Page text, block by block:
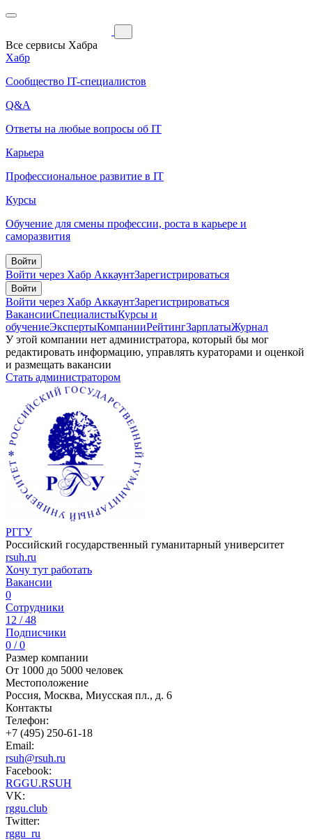
Все сервисы Хабра
Хабр
Сообщество IT-специалистов
Q&A
Ответы на любые вопросы об IT
Карьера
Профессиональное развитие в IT
Курсы
Обучение для смены профессии, роста в карьере и
саморазвития
Войти
Войти через Хабр АккаунтЗарегистрироваться
Войти
Войти через Хабр АккаунтЗарегистрироваться
ВакансииСпециалистыКурсы и
обучениеЭкспертыКомпанииРейтингЗарплатыЖурнал
У этой компании нет администратора, который бы мог
редактировать информацию, управлять кураторами и оценкой
и размещать вакансии
Стать администратором
РГГУ
Российский государственный гуманитарный университет
rsuh.ru
Хочу тут работать
Вакансии
0
Сотрудники
12 / 48
Подписчики
0 / 0
Размер компании
От 1000 до 5000 человек
Местоположение
Россия, Москва, Миусская пл., д. 6
Контакты
Телефон:
+7 (495) 250-61-18
Email:
rsuh@rsuh.ru
Facebook:
RGGU.RSUH
VK:
rggu.club
Twitter:
rggu_ru